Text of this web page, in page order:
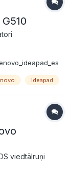
ar sadiem
ar dažādām
ideapad
viedtālruņi